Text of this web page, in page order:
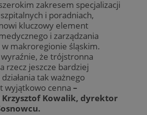
zakresem specjalizacji
i poradniach,
kluczowy element
i zarządzania
makroregionie śląskim.
że trójstronna
rzecz jeszcze bardziej
tak ważnego
wyjątkowo cenna –
Kowalik, dyrektor